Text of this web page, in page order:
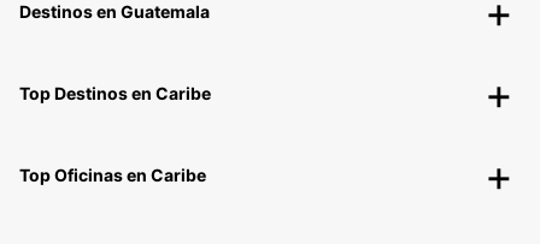
Destinos en Guatemala
Top Destinos en Caribe
Top Oficinas en Caribe